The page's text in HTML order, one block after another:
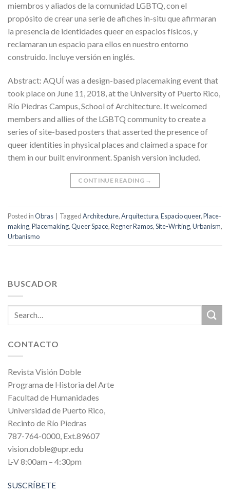
miembros y aliados de la comunidad LGBTQ, con el
propósito de crear una serie de afiches in-situ que afirmaran
la presencia de identidades queer en espacios físicos, y
reclamaran un espacio para ellos en nuestro entorno
construido. Incluye versión en inglés.
Abstract: AQUÍ was a design-based placemaking event that
took place on June 11, 2018, at the University of Puerto Rico,
Río Piedras Campus, School of Architecture. It welcomed
members and allies of the LGBTQ community to create a
series of site-based posters that asserted the presence of
queer identities in physical places and claimed a space for
them in our built environment. Spanish version included.
CONTINUE READING →
Posted inObras | TaggedArchitecture,Arquitectura,Espacio queer,Place-
making,Placemaking,Queer Space,Regner Ramos,Site-Writing,Urbanism,
Urbanismo
BUSCADOR
CONTACTO
Revista Visión Doble
Programa de Historia del Arte
Facultad de Humanidades
Universidad de Puerto Rico,
Recinto de Río Piedras
787-764-0000, Ext.89607
vision.doble@upr.edu
L-V 8:00am – 4:30pm
SUSCRÍBETE